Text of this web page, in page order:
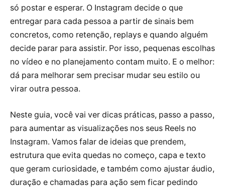
só postar e esperar. O Instagram decide o que
entregar para cada pessoa a partir de sinais bem
concretos, como retenção, replays e quando alguém
decide parar para assistir. Por isso, pequenas escolhas
no vídeo e no planejamento contam muito. E o melhor:
dá para melhorar sem precisar mudar seu estilo ou
virar outra pessoa.
Neste guia, você vai ver dicas práticas, passo a passo,
para aumentar as visualizações nos seus Reels no
Instagram. Vamos falar de ideias que prendem,
estrutura que evita quedas no começo, capa e texto
que geram curiosidade, e também como ajustar áudio,
duração e chamadas para ação sem ficar pedindo